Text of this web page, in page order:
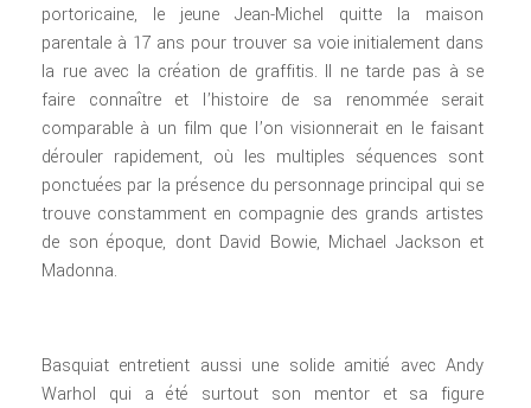
portoricaine, le jeune Jean-Michel quitte la maison
parentale à 17 ans pour trouver sa voie initialement dans
la rue avec la création de graffitis. Il ne tarde pas à se
faire connaître et l’histoire de sa renommée serait
comparable à un film que l’on visionnerait en le faisant
dérouler rapidement, où les multiples séquences sont
ponctuées par la présence du personnage principal qui se
trouve constamment en compagnie des grands artistes
de son époque, dont David Bowie, Michael Jackson et
Madonna.
Basquiat entretient aussi une solide amitié avec Andy
Warhol qui a été surtout son mentor et sa figure